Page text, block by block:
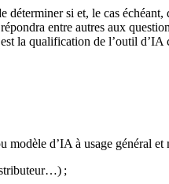
si et, le cas
entre autres aux
la qualification de l’outil
modèle d’IA à usage général et
;